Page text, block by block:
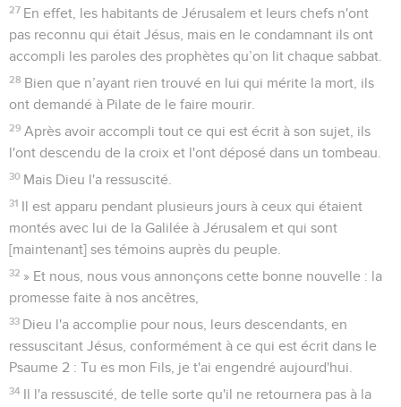
27 En effet, les habitants de Jérusalem et leurs chefs n'ont
pas reconnu qui était Jésus, mais en le condamnant ils ont
accompli les paroles des prophètes qu’on lit chaque sabbat.
28 Bien que n’ayant rien trouvé en lui qui mérite la mort, ils
ont demandé à Pilate de le faire mourir.
29 Après avoir accompli tout ce qui est écrit à son sujet, ils
l'ont descendu de la croix et l'ont déposé dans un tombeau.
30 Mais Dieu l'a ressuscité.
31 Il est apparu pendant plusieurs jours à ceux qui étaient
montés avec lui de la Galilée à Jérusalem et qui sont
[maintenant] ses témoins auprès du peuple.
32 » Et nous, nous vous annonçons cette bonne nouvelle : la
promesse faite à nos ancêtres,
33 Dieu l'a accomplie pour nous, leurs descendants, en
ressuscitant Jésus, conformément à ce qui est écrit dans le
Psaume 2 : Tu es mon Fils, je t'ai engendré aujourd'hui.
34 Il l'a ressuscité, de telle sorte qu'il ne retournera pas à la